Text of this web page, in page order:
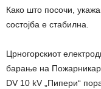
Како што посочи,
состојба е стабилна.
Црногорскиот
барање на
DV 10 kV „Пипери“